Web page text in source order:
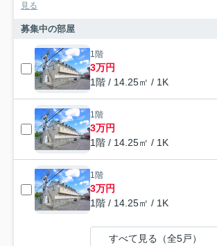
見る
募集中の部屋
1階
3万円
1階 / 14.25㎡ / 1K
1階
3万円
1階 / 14.25㎡ / 1K
1階
3万円
1階 / 14.25㎡ / 1K
すべて見る（全5戸）